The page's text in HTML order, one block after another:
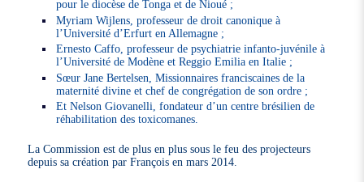
pour le diocèse de Tonga et de Nioué ;
Myriam Wijlens, professeur de droit canonique à
l’Université d’Erfurt en Allemagne ;
Ernesto Caffo, professeur de psychiatrie infanto-juvénile à
l’Université de Modène et Reggio Emilia en Italie ;
Sœur Jane Bertelsen, Missionnaires franciscaines de la
maternité divine et chef de congrégation de son ordre ;
Et Nelson Giovanelli, fondateur d’un centre brésilien de
réhabilitation des toxicomanes.
La Commission est de plus en plus sous le feu des projecteurs
depuis sa création par François en mars 2014.